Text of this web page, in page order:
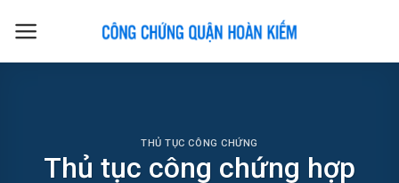
THỦ TỤC CÔNG CHỨNG
Thủ tục công chứng hợp